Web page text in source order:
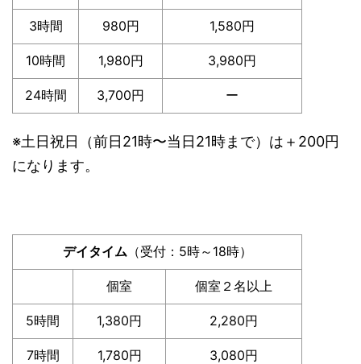
3時間 980円 1,580円
10時間 1,980円 3,980円
24時間 3,700円 ー
※土日祝日（前日21時〜当日21時まで）は＋200円
になります。
デイタイム （受付：5時～18時）
個室 個室２名以上
5時間 1,380円 2,280円
7時間 1,780円 3,080円